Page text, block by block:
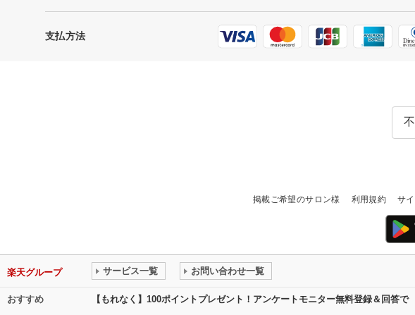
支払方法
掲載ご希望のサロン様 利用規約 サ
楽天グループ サービス一覧 お問い合わせ一覧
おすすめ 【もれなく】100ポイントプレゼント！アンケートモニター無料登録＆回答